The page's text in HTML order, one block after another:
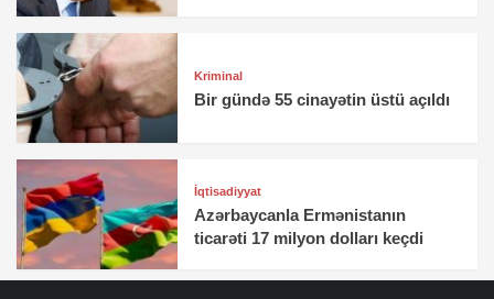
Kriminal
Bir gündə 55 cinayətin üstü açıldı
İqtisadiyyat
Azərbaycanla Ermənistanın
ticarəti 17 milyon dolları keçdi